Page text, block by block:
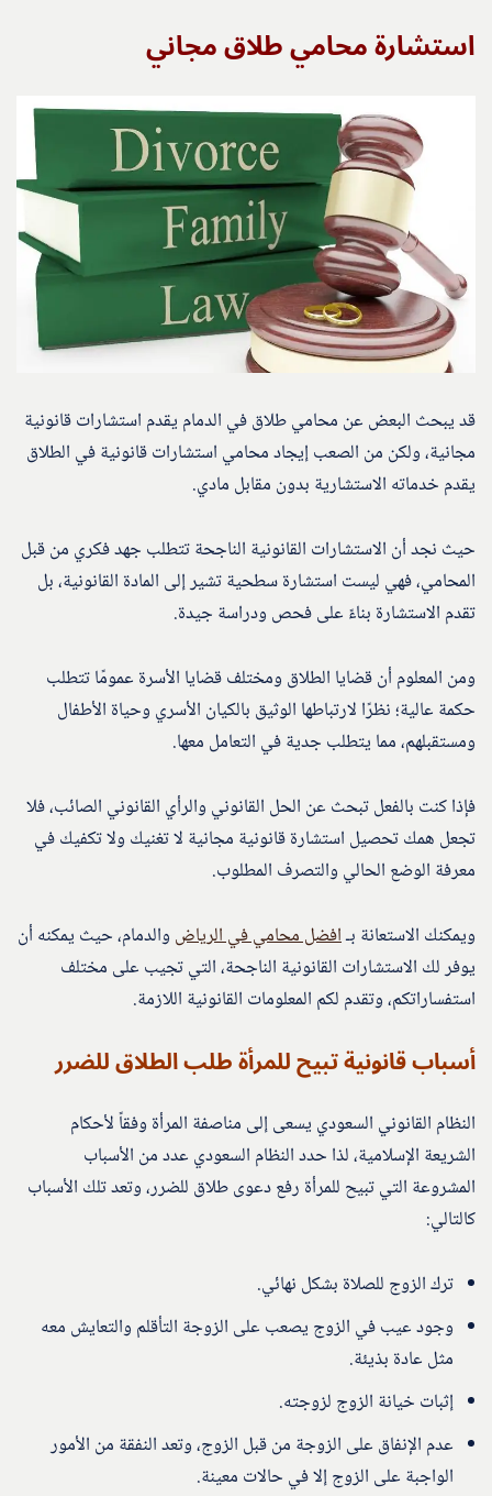
استشارة محامي طلاق مجاني
قد يبحث البعض عن محامي طلاق في الدمام يقدم استشارات قانونية
مجانية، ولكن من الصعب إيجاد محامي استشارات قانونية في الطلاق
يقدم خدماته الاستشارية بدون مقابل مادي.
حيث نجد أن الاستشارات القانونية الناجحة تتطلب جهد فكري من قبل
المحامي، فهي ليست استشارة سطحية تشير إلى المادة القانونية، بل
تقدم الاستشارة بناءً على فحص ودراسة جيدة.
ومن المعلوم أن قضايا الطلاق ومختلف قضايا الأسرة عمومًا تتطلب
حكمة عالية؛ نظرًا لارتباطها الوثيق بالكيان الأسري وحياة الأطفال
ومستقبلهم، مما يتطلب جدية في التعامل معها.
فإذا كنت بالفعل تبحث عن الحل القانوني والرأي القانوني الصائب، فلا
تجعل همك تحصيل استشارة قانونية مجانية لا تغنيك ولا تكفيك في
معرفة الوضع الحالي والتصرف المطلوب.
ويمكنك الاستعانة بـافضل محامي في الرياض والدمام، حيث يمكنه أن
يوفر لك الاستشارات القانونية الناجحة، التي تجيب على مختلف
استفساراتكم، وتقدم لكم المعلومات القانونية اللازمة.
أسباب قانونية تبيح للمرأة طلب الطلاق للضرر
النظام القانوني السعودي يسعى إلى مناصفة المرأة وفقاً لأحكام
الشريعة الإسلامية، لذا حدد النظام السعودي عدد من الأسباب
المشروعة التي تبيح للمرأة رفع دعوى طلاق للضرر، وتعد تلك الأسباب
كالتالي:
ترك الزوج للصلاة بشكل نهائي.
وجود عيب في الزوج يصعب على الزوجة التأقلم والتعايش معه
مثل عادة بذيئة.
إثبات خيانة الزوج لزوجته.
عدم الإنفاق على الزوجة من قبل الزوج، وتعد النفقة من الأمور
الواجبة على الزوج إلا في حالات معينة.